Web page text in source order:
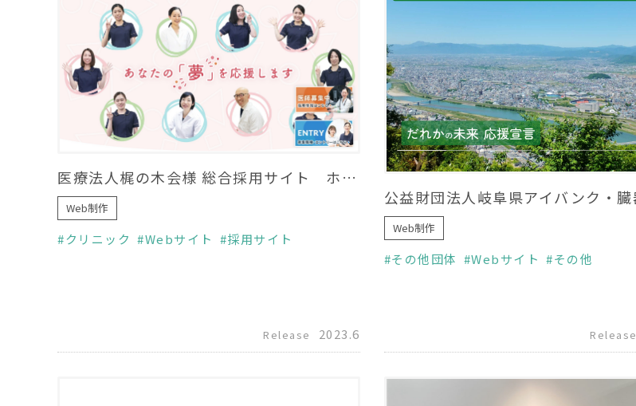
医療法人梶の木会様 総合採用サイト ホームページリニューアル
Web制作
クリニック Webサイト 採用サイト
Release 2023.6
Web制作
その他団体 Webサイト その他
Release